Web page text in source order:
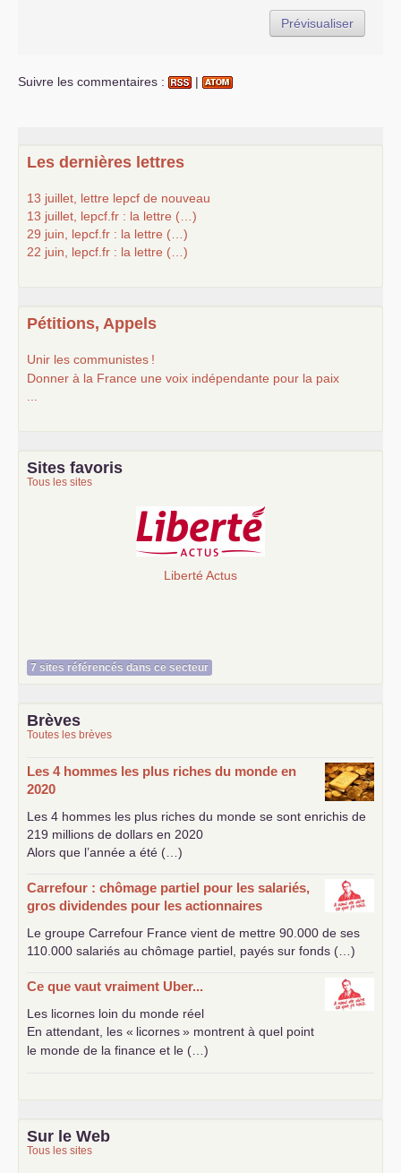
Suivre les commentaires : |
Les dernières lettres
13 juillet, lettre lepcf de nouveau
13 juillet, lepcf.fr : la lettre (…)
29 juin, lepcf.fr : la lettre (…)
22 juin, lepcf.fr : la lettre (…)
Pétitions, Appels
Unir les communistes !
Donner à la France une voix indépendante pour la paix
Sites favoris
Tous les sites
Liberté Actus
7 sites référencés dans ce secteur
Brèves
Toutes les brèves
Les 4 hommes les plus riches du monde en
2020
Les 4 hommes les plus riches du monde se sont enrichis de
219 millions de dollars en 2020
Alors que l’année a été (…)
Carrefour : chômage partiel pour les salariés,
gros dividendes pour les actionnaires
Le groupe Carrefour France vient de mettre 90.000 de ses
110.000 salariés au chômage partiel, payés sur fonds (…)
Ce que vaut vraiment Uber...
Les licornes loin du monde réel
En attendant, les « licornes» montrent à quel point
le monde de la finance et le (…)
Sur le Web
Tous les sites